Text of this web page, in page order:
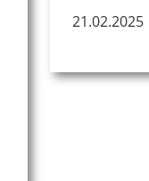
21.02.2025